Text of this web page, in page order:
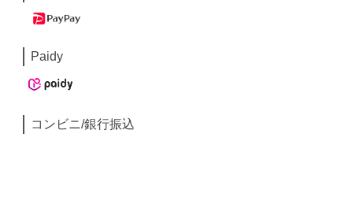
Paidy
コンビニ/銀行振込